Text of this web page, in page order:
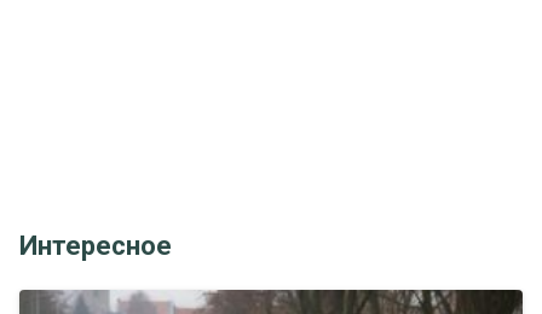
Интересное